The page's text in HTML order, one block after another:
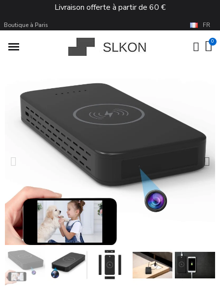
Livraison offerte à partir de 60 €
Boutique à Paris FR